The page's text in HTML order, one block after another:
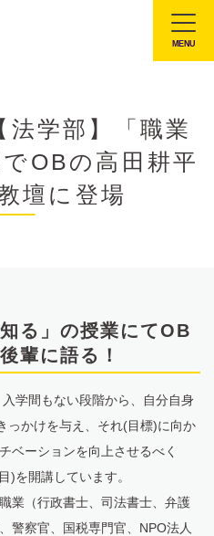
MENU
法学部】「職業
OBの高田耕平
壇に登場
る」の授業にてOB
輩に語る！
学間もない段階から、自分自身
っかけを与え、それ(目標)に向か
ベーションを向上させるべく
)を開講しています。
業（行政書士、司法書士、弁護
警察官、国税専門官、NPO法人